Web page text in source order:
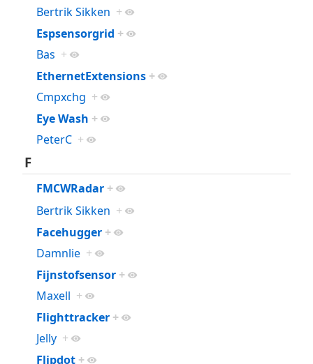
Bertrik Sikken +
Espsensorgrid +
Bas +
EthernetExtensions +
Cmpxchg +
Eye Wash +
PeterC +
F
FMCWRadar +
Bertrik Sikken +
Facehugger +
Damnlie +
Fijnstofsensor +
Maxell +
Flighttracker +
Jelly +
Flipdot +